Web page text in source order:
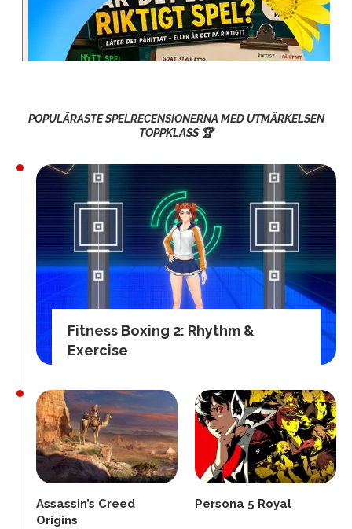
POPULÄRASTE SPELRECENSIONERNA MED UTMÄRKELSEN
TOPPKLASS 🏆
Fitness Boxing 2: Rhythm &
Exercise
Assassin’s Creed
Origins
Persona 5 Royal